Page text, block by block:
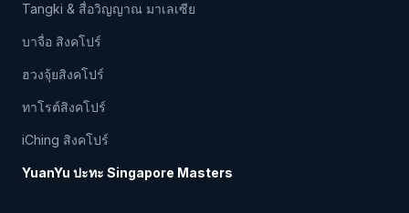
Tangki & สื่อวิญญาณ มาเลเซีย
บาจื่อ สิงคโปร์
ฮวงจุ้ยสิงคโปร์
ทาโรต์สิงคโปร์
iChing สิงคโปร์
YuanYu ปะทะ Singapore Masters